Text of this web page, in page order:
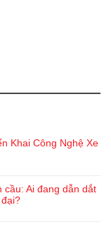
Khai Công Nghệ Xe
cầu: Ai đang dẫn dắt